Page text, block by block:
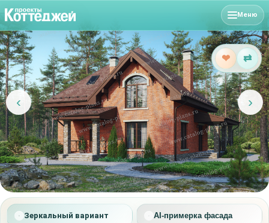
Меню
‹ ›
Зеркальный вариант AI-примерка фасада
❤ ⇄